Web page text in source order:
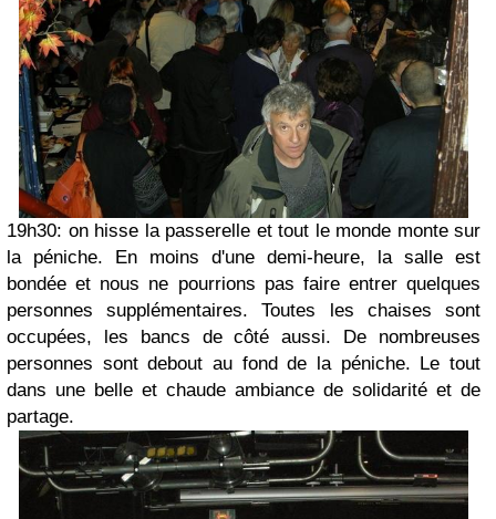
19h30: on hisse la passerelle et tout le monde monte sur
la péniche. En moins d'une demi-heure, la salle est
bondée et nous ne pourrions pas faire entrer quelques
personnes supplémentaires. Toutes les chaises sont
occupées, les bancs de côté aussi. De nombreuses
personnes sont debout au fond de la péniche. Le tout
dans une belle et chaude ambiance de solidarité et de
partage.